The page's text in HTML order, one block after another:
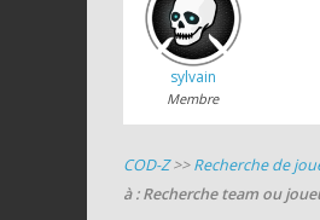
Call
sylvain
Membre
COD-Z>>Recherche de
à : Recherche team ou